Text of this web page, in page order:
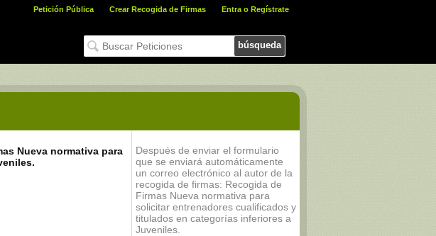
Petición Pública Crear Recogida de Firmas Entra o Regístrate
búsqueda
Nueva normativa para
Después de enviar el formulario
que se enviará automáticamente
un correo electrónico al autor de la
recogida de firmas: Recogida de
Firmas Nueva normativa para
solicitar entrenadores cualificados y
titulados en categorías inferiores a
Juveniles.